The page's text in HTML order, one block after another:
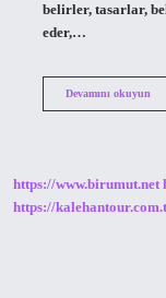
belirler, tasarlar,
eder,…
Devamını okuyun
https://www.birumut.net
https://